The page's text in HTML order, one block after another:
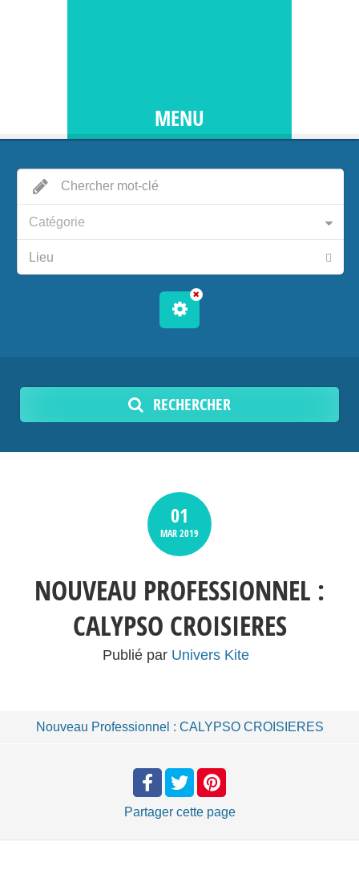
MENU
Catégorie
RECHERCHER
01
MAR2019
NOUVEAU PROFESSIONNEL :
CALYPSO CROISIERES
Publié par Univers Kite
Nouveau Professionnel : CALYPSO CROISIERES
Partager cette page